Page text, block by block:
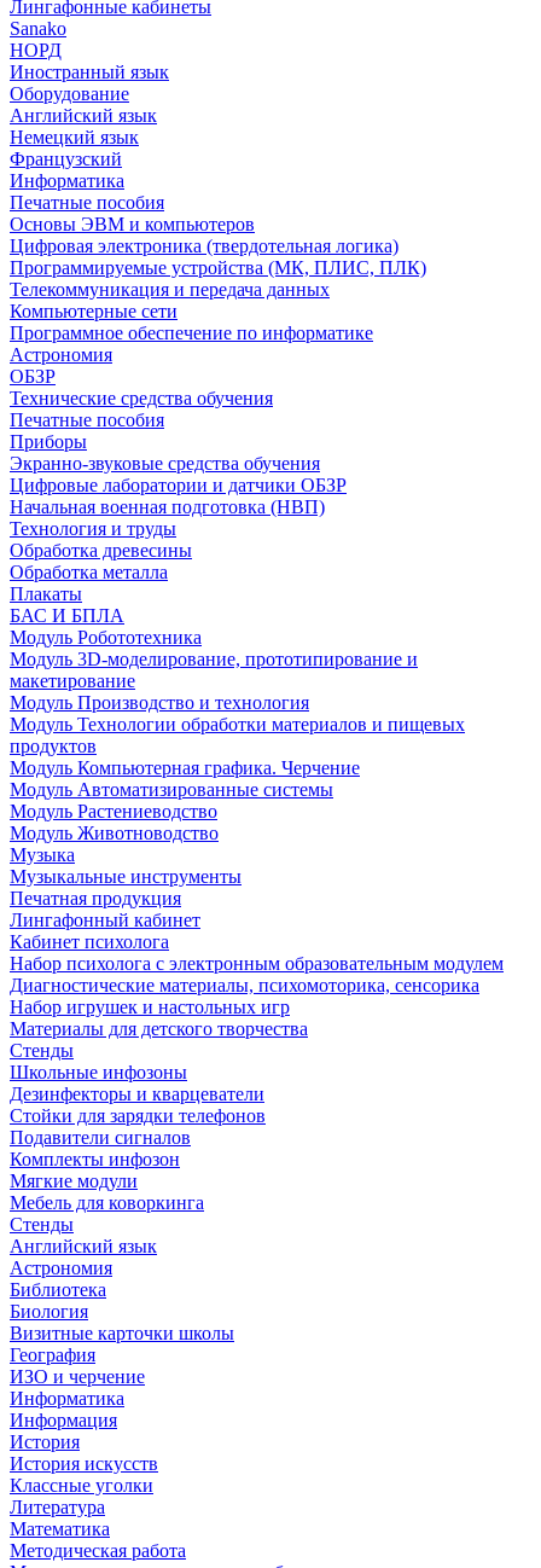
Лингафонные кабинеты
Sanako
НОРД
Иностранный язык
Оборудование
Английский язык
Немецкий язык
Французский
Информатика
Печатные пособия
Основы ЭВМ и компьютеров
Цифровая электроника (твердотельная логика)
Программируемые устройства (МК, ПЛИС, ПЛК)
Телекоммуникация и передача данных
Компьютерные сети
Программное обеспечение по информатике
Астрономия
ОБЗР
Технические средства обучения
Печатные пособия
Приборы
Экранно-звуковые средства обучения
Цифровые лаборатории и датчики ОБЗР
Начальная военная подготовка (НВП)
Технология и труды
Обработка древесины
Обработка металла
Плакаты
БАС И БПЛА
Модуль Робототехника
Модуль 3D-моделирование, прототипирование и
макетирование
Модуль Производство и технология
Модуль Технологии обработки материалов и пищевых
продуктов
Модуль Компьютерная графика. Черчение
Модуль Автоматизированные системы
Модуль Растениеводство
Модуль Животноводство
Музыка
Музыкальные инструменты
Печатная продукция
Лингафонный кабинет
Кабинет психолога
Набор психолога с электронным образовательным модулем
Диагностические материалы, психомоторика, сенсорика
Набор игрушек и настольных игр
Материалы для детского творчества
Стенды
Школьные инфозоны
Дезинфекторы и кварцеватели
Стойки для зарядки телефонов
Подавители сигналов
Комплекты инфозон
Мягкие модули
Мебель для коворкинга
Стенды
Английский язык
Астрономия
Библиотека
Биология
Визитные карточки школы
География
ИЗО и черчение
Информатика
Информация
История
История искусств
Классные уголки
Литература
Математика
Методическая работа